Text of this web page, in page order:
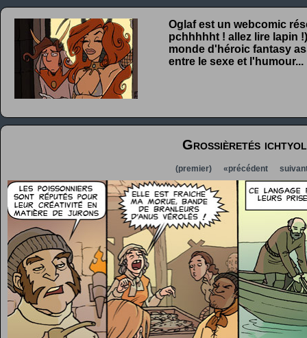
Oglaf est un webcomic
pchhhhht ! allez lire lapin
monde d'héroic fantasy
entre le sexe et l'humour...
Grossièretés
(premier) «précédent